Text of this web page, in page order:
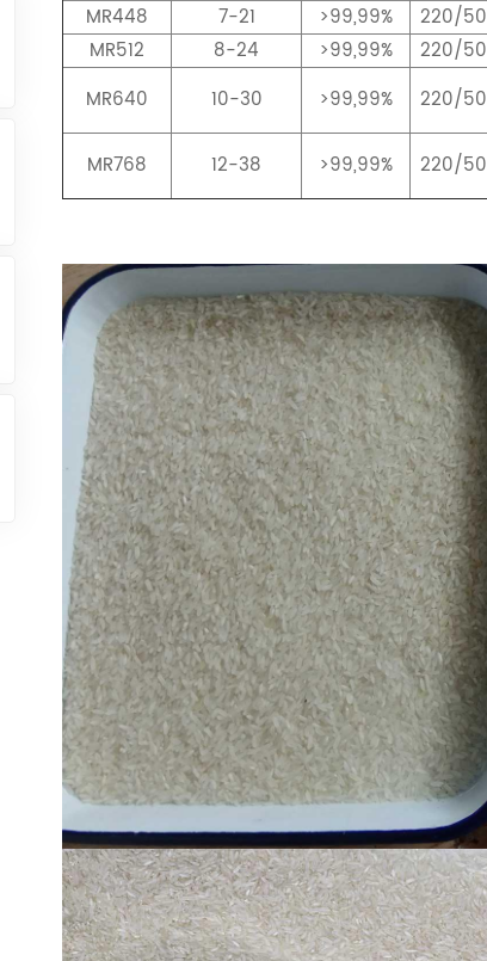
MR448
7-21 >99,99% 220/50
MR512
8-24 >99,99% 220/50
MR640
10-30 >99,99% 220/50
MR768 12-38 >99,99% 220/50